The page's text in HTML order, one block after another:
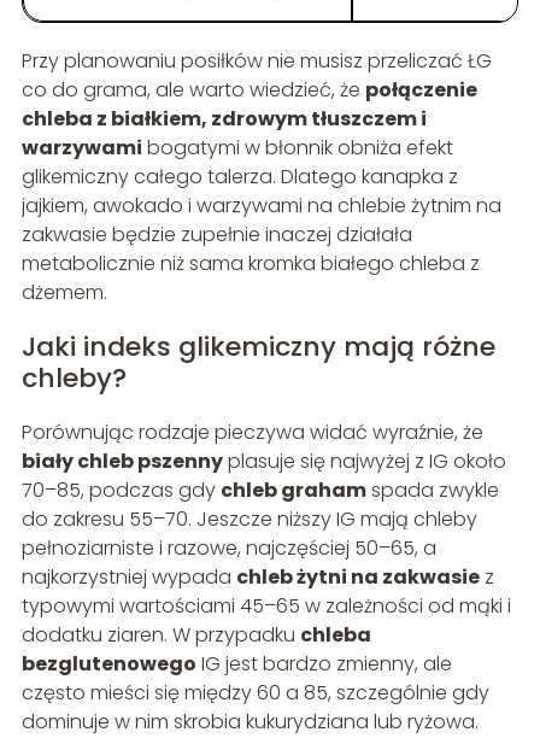
Przy planowaniu posiłków nie musisz przeliczać ŁG
co do grama, ale warto wiedzieć, że połączenie
chleba z białkiem, zdrowym tłuszczem i
warzywami bogatymi w błonnik obniża efekt
glikemiczny całego talerza. Dlatego kanapka z
jajkiem, awokado i warzywami na chlebie żytnim na
zakwasie będzie zupełnie inaczej działała
metabolicznie niż sama kromka białego chleba z
dżemem.
Jaki indeks glikemiczny mają różne
chleby?
Porównując rodzaje pieczywa widać wyraźnie, że
biały chleb pszennyplasuje się najwyżej z IG około
70–85, podczas gdy chleb grahamspada zwykle
do zakresu 55–70. Jeszcze niższy IG mają chleby
pełnoziarniste i razowe, najczęściej 50–65, a
najkorzystniej wypada chleb żytni na zakwasiez
typowymi wartościami 45–65 w zależności od mąki i
dodatku ziaren. W przypadku chleba
bezglutenowego IG jest bardzo zmienny, ale
często mieści się między 60 a 85, szczególnie gdy
dominuje w nim skrobia kukurydziana lub ryżowa.